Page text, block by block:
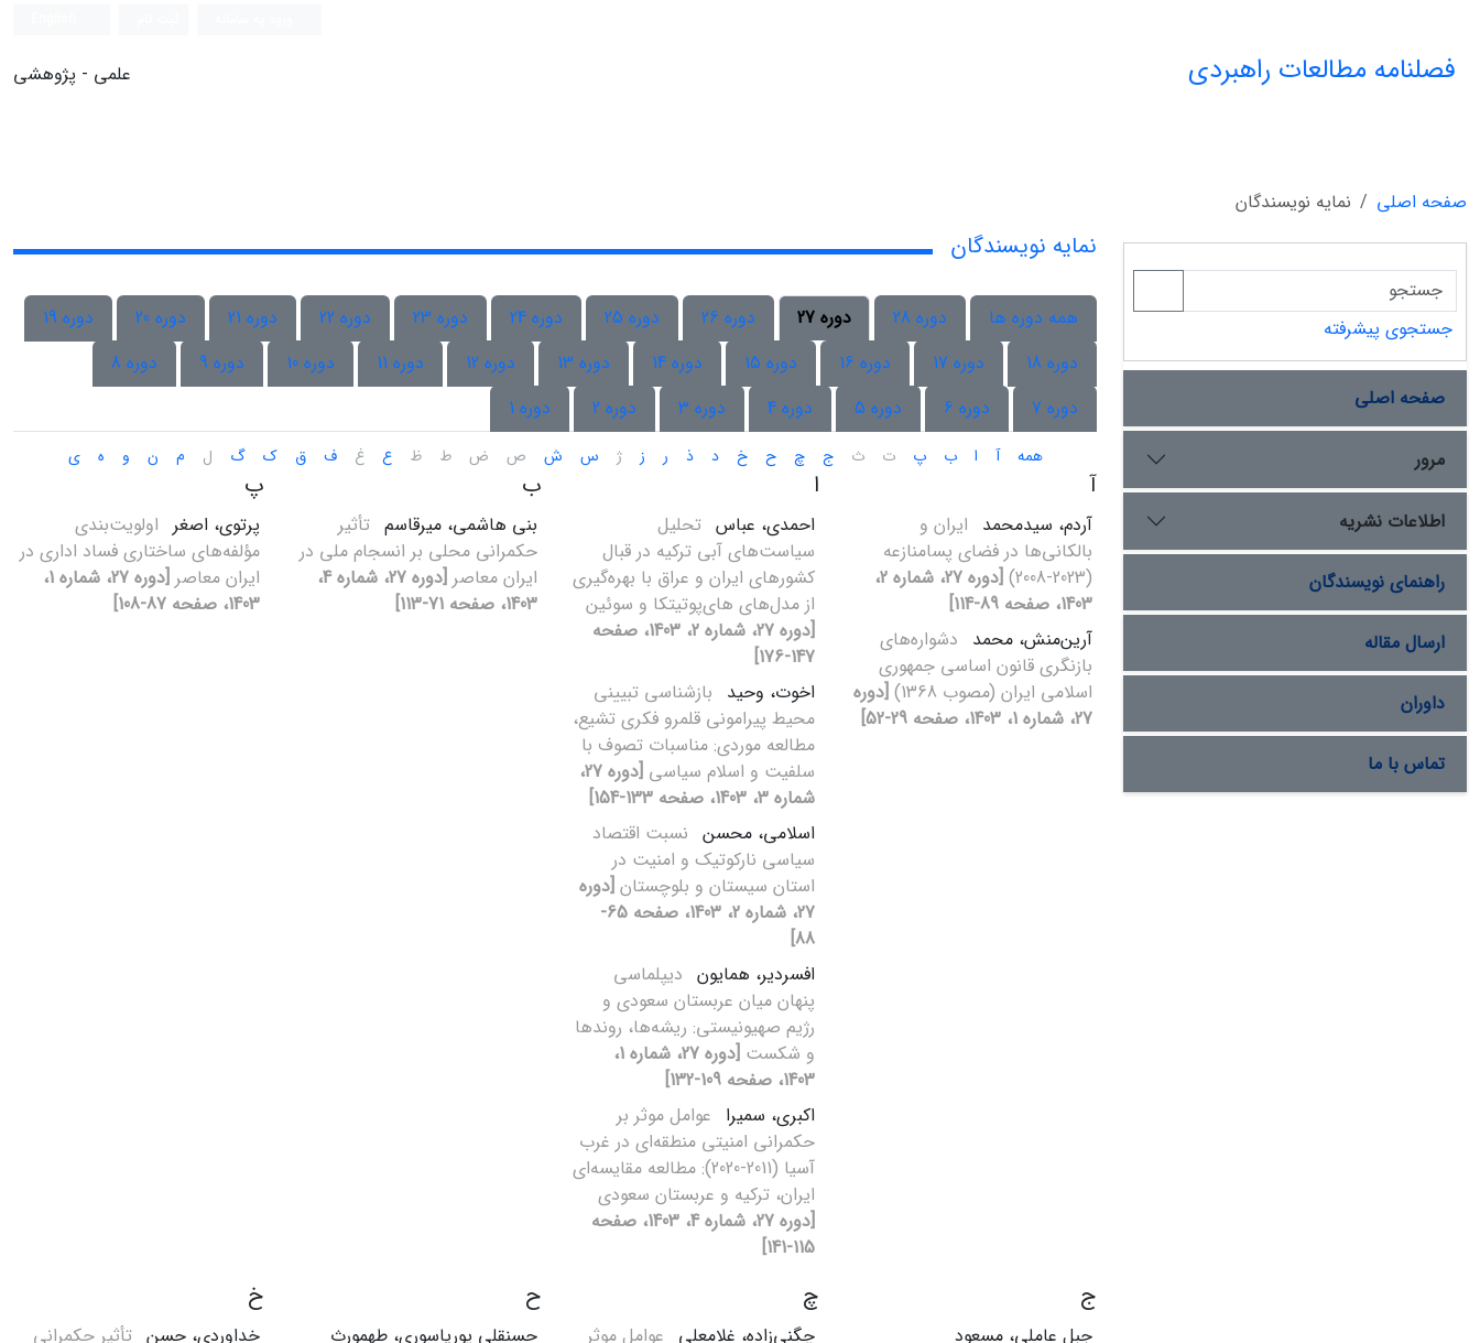
فصلنامه مطالعات راهبردی علمی - پژوهشی
صفحه اصلی نمایه نویسندگان
جستجوی پیشرفته
صفحه اصلی
مرور
اطلاعات نشریه
راهنمای نویسندگان
ارسال مقاله
داوران
تماس با ما
نمایه نویسندگان
همه دوره ها دوره 28 دوره 27 دوره 26 دوره 25 دوره 24 دوره 23 دوره 22 دوره 21 دوره 20
دوره 19
دوره 18
دوره 17 دوره 16 دوره 15 دوره 14 دوره 13 دوره 12 دوره 11 دوره 10 دوره 9
دوره 8
دوره 7
دوره 6 دوره 5 دوره 4 دوره 3 دوره 2 دوره 1
همه آ ا ب پ ت ث ج چ ح خ د ذ ر ز ژ س ش ص ض ط ظ ع غ ف ق ک گ ل م ن و ه ی
آ
آردم، سیدمحمد ایران و
بالکانی‌ها در فضای پسامنازعه
(2023-2008)
[دوره 27، شماره 2،
1403، صفحه 89-114]
آرین‌منش، محمد دشواره‌های‌
بازنگری قانون اساسی جمهوری
اسلامی ایران (مصوب 1368)
[دوره
27، شماره 1، 1403، صفحه 29-52]
ا
احمدی، عباس تحلیل
سیاست‌های آبی ترکیه در قبال
کشورهای ایران و عراق با بهره‌گیری
از مدل‌های های‌پوتیتکا و سوئین
[دوره 27، شماره 2، 1403، صفحه
147-176]
اخوت، وحید بازشناسی تبیینی
محیط پیرامونی قلمرو فکری تشیع،
مطالعه موردی: مناسبات تصوف با
سلفیت و اسلام سیاسی
[دوره 27،
شماره 3، 1403، صفحه 133-154]
اسلامی، محسن نسبت اقتصاد
سیاسی نارکوتیک و امنیت در
استان سیستان و بلوچستان [دوره
27، شماره 2، 1403، صفحه 65-
88]
افسردیر، همایون دیپلماسی
پنهان میان عربستان سعودی و
رژیم صهیونیستی: ریشه‌‏ها، روندها
و شکست
[دوره 27، شماره 1،
1403، صفحه 109-132]
اکبری، سمیرا عوامل موثر بر
حکمرانی امنیتی منطقه‌ای در غرب
آسیا (2011-2020): مطالعه مقایسه‌ای
ایران، ترکیه و عربستان سعودی
[دوره 27، شماره 4، 1403، صفحه
115-141]
ب
بنی هاشمی، میرقاسم تأثیر
حکمرانی محلی بر انسجام ملی در
ایران معاصر
[دوره 27، شماره 4،
1403، صفحه 71-113]
پ
پرتوی، اصغر اولویت‌بندی
مؤلفه‌های ساختاری فساد اداری در
ایران معاصر
[دوره 27، شماره 1،
1403، صفحه 87-108]
ج
جبل عاملی، مسعود
چ
چگنی‌زاده، غلامعلی عوامل موثر
ح
حسنقلی پوریاسوری، طهمورث
خ
خداوردی، حسن تأثیر حکمرانی